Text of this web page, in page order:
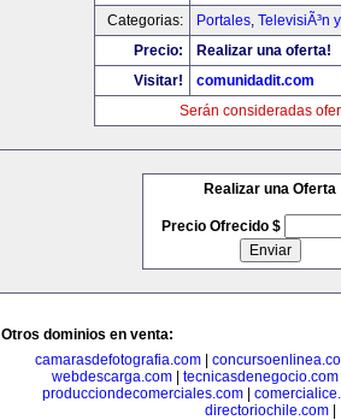
Categorias:
Portales, TelevisiÃ³n
Precio:
Realizar una oferta!
Visitar!
comunidadit.com
Serán consideradas
Realizar una Oferta
Precio Ofrecido $
Otros dominios en venta:
camarasdefotografia.com|
webdescarga.com| tecnicasdenegocio.com
producciondecomerciales.com|
directoriochile.com|